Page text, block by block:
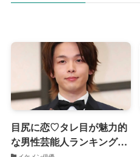
目尻に恋♡タレ目が魅力的
な男性芸能人ランキング